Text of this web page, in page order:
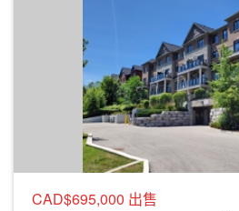
CAD$695,000 出售